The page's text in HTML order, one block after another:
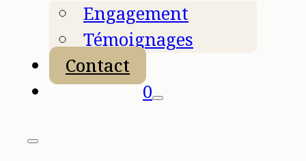
Engagement
Témoignages
Contact
0